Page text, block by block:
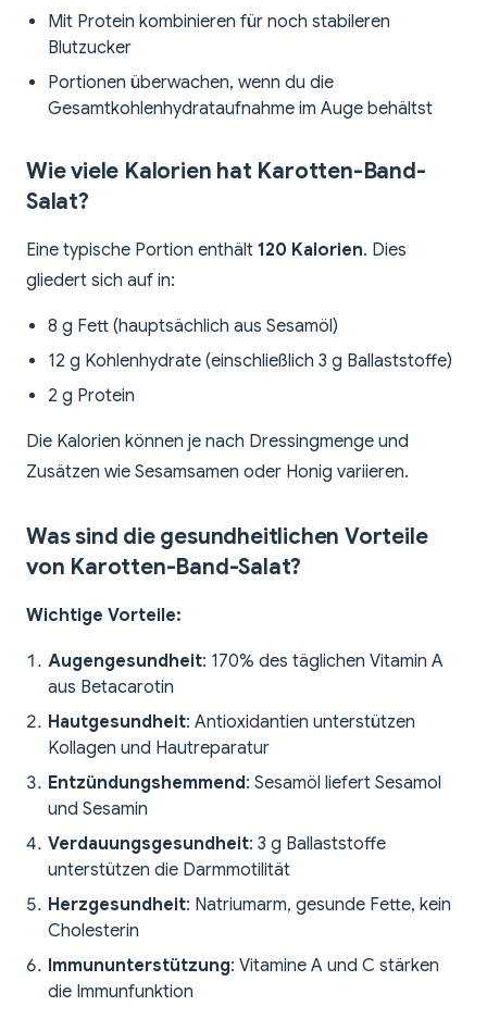
Mit Protein kombinieren für noch stabileren
Blutzucker
Portionen überwachen, wenn du die
Gesamtkohlenhydrataufnahme im Auge behältst
Wie viele Kalorien hat Karotten-Band-
Salat?
Eine typische Portion enthält 120 Kalorien. Dies
gliedert sich auf in:
8 g Fett (hauptsächlich aus Sesamöl)
12 g Kohlenhydrate (einschließlich 3 g Ballaststoffe)
2 g Protein
Die Kalorien können je nach Dressingmenge und
Zusätzen wie Sesamsamen oder Honig variieren.
Was sind die gesundheitlichen Vorteile
von Karotten-Band-Salat?
Wichtige Vorteile:
Augengesundheit: 170% des täglichen Vitamin A
aus Betacarotin
Hautgesundheit: Antioxidantien unterstützen
Kollagen und Hautreparatur
Entzündungshemmend: Sesamöl liefert Sesamol
und Sesamin
Verdauungsgesundheit: 3 g Ballaststoffe
unterstützen die Darmmotilität
Herzgesundheit: Natriumarm, gesunde Fette, kein
Cholesterin
Immununterstützung: Vitamine A und C stärken
die Immunfunktion